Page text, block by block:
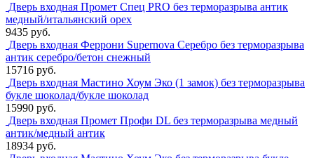
Дверь входная Промет Спец PRO без терморазрыва антик
медный/итальянский орех
9435 руб.
Дверь входная Феррони Supernova Серебро без терморазрыва
антик серебро/бетон снежный
15716 руб.
Дверь входная Мастино Хоум Эко (1 замок) без терморазрыва
букле шоколад/букле шоколад
15990 руб.
Дверь входная Промет Профи DL без терморазрыва медный
антик/медный антик
18934 руб.